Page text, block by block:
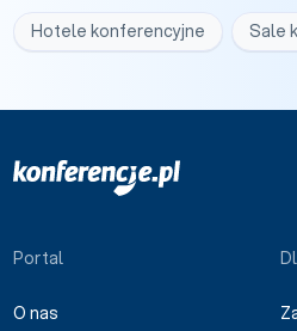
Hotele konferencyjne Sale
Portal
O nas